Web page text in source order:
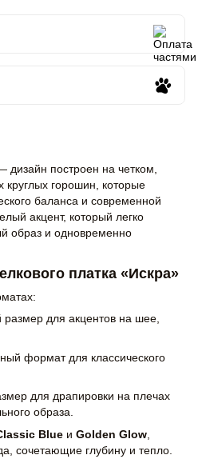
построен на четком,
круглых горошин, которые
баланса и современной
акцент, который легко
образ и одновременно
платка «Искра»
для акцентов на шее,
формат для классического
для драпировки на плечах
образа.
Blue и Golden Glow,
сочетающие глубину и тепло.